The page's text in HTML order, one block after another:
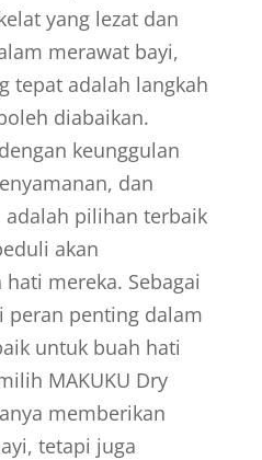
yang lezat dan
merawat bayi,
tepat adalah langkah
diabaikan.
keunggulan
dan
pilihan terbaik
akan
mereka. Sebagai
penting dalam
untuk buah hati
MAKUKU Dry
memberikan
tetapi juga